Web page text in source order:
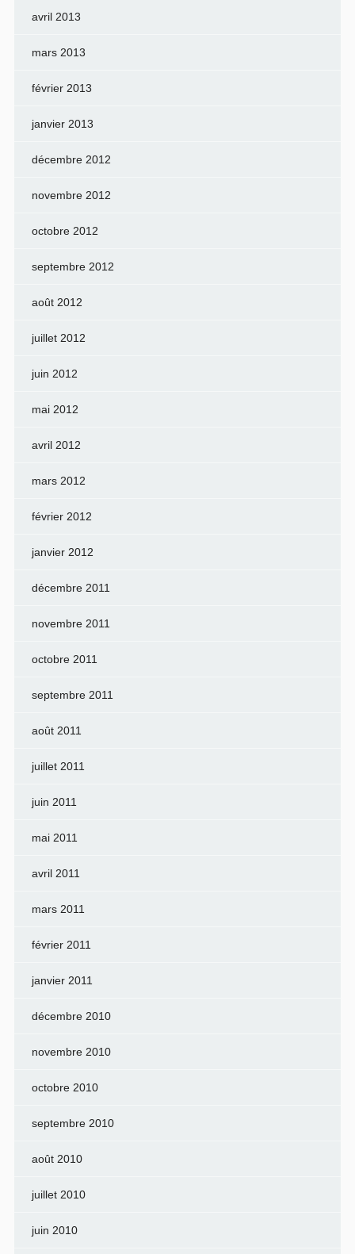
avril 2013
mars 2013
février 2013
janvier 2013
décembre 2012
novembre 2012
octobre 2012
septembre 2012
août 2012
juillet 2012
juin 2012
mai 2012
avril 2012
mars 2012
février 2012
janvier 2012
décembre 2011
novembre 2011
octobre 2011
septembre 2011
août 2011
juillet 2011
juin 2011
mai 2011
avril 2011
mars 2011
février 2011
janvier 2011
décembre 2010
novembre 2010
octobre 2010
septembre 2010
août 2010
juillet 2010
juin 2010